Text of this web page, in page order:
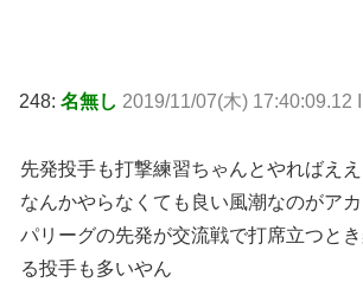
248: 名無し 2019/11/07(木) 17:40:09.12
先発投手も打撃練習ちゃんとやればえ
なんかやらなくても良い風潮なのがア
パリーグの先発が交流戦で打席立つと
る投手も多いやん